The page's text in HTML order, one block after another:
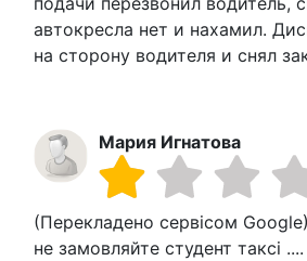
автокресла нет и нахамил.
на сторону водителя и снял
Мария Игнатова
(Перекладено сервісом
не замовляйте студент таксі